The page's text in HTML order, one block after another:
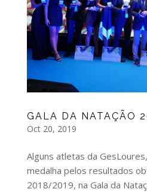
GALA DA NATAÇÃO
Oct 20, 2019
Alguns atletas da
medalha pelos resultados
2018/2019, na Gala da